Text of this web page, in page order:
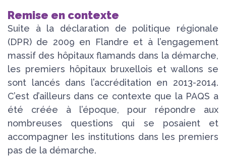
Remise en contexte
Suite à la déclaration de politique régionale
(DPR) de 2009 en Flandre et à l’engagement
massif des hôpitaux flamands dans la démarche,
les premiers hôpitaux bruxellois et wallons se
sont lancés dans l’accréditation en 2013-2014.
C’est d’ailleurs dans ce contexte que la PAQS a
été créée à l’époque, pour répondre aux
nombreuses questions qui se posaient et
accompagner les institutions dans les premiers
pas de la démarche.